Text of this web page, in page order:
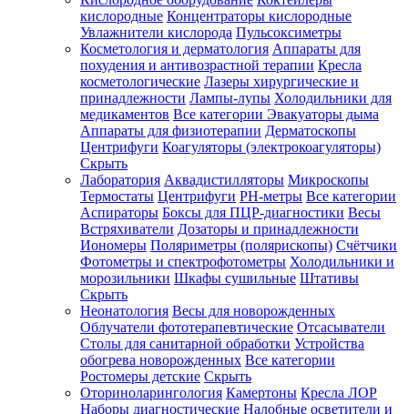
Зарегистрироваться
Зачем
регистрироваться?
Все
покупки
одном
месте
Личный
менеджер
Отслеживание
статуса
заказа
кислородные Концентраторы кислородные
Увлажнители кислорода Пульсоксиметры
Косметология и дерматология Аппараты для
похудения и антивозрастной терапии Кресла
косметологические Лазеры хирургические и
принадлежности Лампы-лупы Холодильники для
медикаментов Все категории Эвакуаторы дыма
Аппараты для физиотерапии Дерматоскопы
Центрифуги Коагуляторы (электрокоагуляторы)
Скрыть
Лаборатория Аквадистилляторы Микроскопы
Термостаты Центрифуги PH-метры Все категории
Аспираторы Боксы для ПЦР-диагностики Весы
Встряхиватели Дозаторы и принадлежности
Иономеры Поляриметры (полярископы) Счётчики
Фотометры и спектрофотометры Холодильники и
морозильники Шкафы сушильные Штативы
Скрыть
Неонатология Весы для новорожденных
Облучатели фототерапевтические Отсасыватели
Столы для санитарной обработки Устройства
обогрева новорожденных Все категории
Ростомеры детские Скрыть
Оториноларингология Камертоны Кресла ЛОР
Наборы диагностические Налобные осветители и